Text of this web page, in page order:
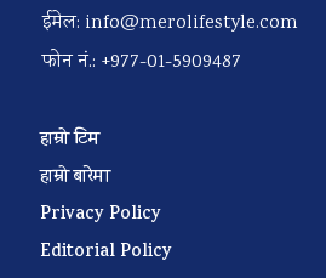
ईमेल: info@merolifestyle.com
फोन नं.: +977-01-5909487
हाम्रो टिम
हाम्रो बारेमा
Privacy Policy
Editorial Policy